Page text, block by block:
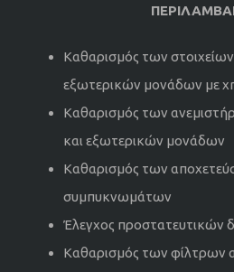
Καθαρισμός των
εξωτερικών μονάδων με
Καθαρισμός των
και εξωτερικών μονάδων
Καθαρισμός των
συμπυκνωμάτων
Έλεγχος προστατευτικών
Καθαρισμός των φίλτρων